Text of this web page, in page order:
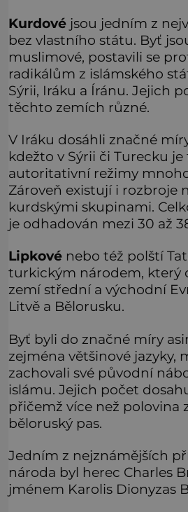
Kurdové jsou jedním z
bez vlastního státu. Byť
muslimové, postavili se
radikálům z islámského
Sýrii, Iráku a Íránu. Jejich
těchto zemích různé.
V Iráku dosáhli značné
kdežto v Sýrii či Turecku
autoritativní režimy
Zároveň existují i rozbroje
kurdskými skupinami.
je odhadován mezi 30 až
Lipkové nebo též polští
turkickým národem, který
zemí střední a východní
Litvě a Bělorusku.
Byť byli do značné míry
zejména většinové jazyky,
zachovali své původní
islámu. Jejich počet
přičemž více než polovina
běloruský pas.
Jedním z nejznámějších
národa byl herec Charles
jménem Karolis Dionyzas